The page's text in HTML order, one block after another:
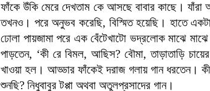
ফাঁকে উঁকি মেরে দেখতাম কে আসছে বাবার কাছে।
তখনও। পরে অনুভব করেছি, বিস্মিত হয়েছি। হাতে
ঢোলা পায়জামা পরে এক বেঁটেখাটো ভদ্রলোক মাঝে
পাড়তেন, ‘কী রে বিমল, আছিস? বৌমা, তাড়াতাড়ি
খাওয়া হল। আড্ডার ফাঁকেই দরাজ গলায় গান ধরতেন।
শুনছি? নিধুবাবুর টপ্পা অথবা অতুলপ্রসাদের গান।